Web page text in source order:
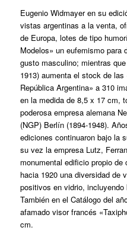
Eugenio Widmayer en su
vistas argentinas a la venta,
de Europa, lotes de tipo
Modelos» un eufemismo para
gusto masculino; mientras
1913) aumenta el stock de
República Argentina» a 310
en la medida de 8,5 x 17 cm,
poderosa empresa alemana
(NGP) Berlín (1894-1948).
ediciones continuaron bajo la
su vez la empresa Lutz,
monumental edificio propio
hacia 1920 una diversidad de
positivos en vidrio,
También en el Catálogo del
afamado visor francés
cm.